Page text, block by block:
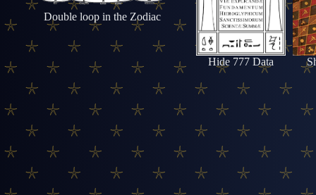
Double loop in the Zodiac
Hide 777 Data